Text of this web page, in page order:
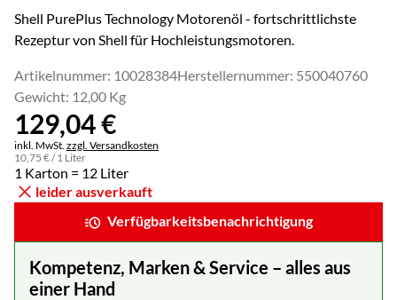
Shell PurePlus Technology Motorenöl - fortschrittlichste
Rezeptur von Shell für Hochleistungsmotoren.
Artikelnummer: 10028384Herstellernummer: 550040760
Gewicht: 12,00 Kg
129,04€
Steuerhinweis:
inkl. MwSt. zzgl. Versandkosten
10,75 €/ 1 Liter
1 Karton = 12 Liter
leider ausverkauft
Verfügbarkeitsbenachrichtigung
Kompetenz, Marken & Service – alles aus
einer Hand